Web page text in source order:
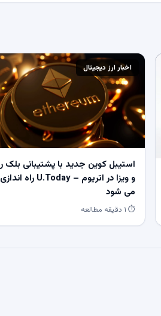
اخبار ارز دیجیتال
استیبل کوین جدید با پشتیبانی بلک
و ویزا در اتریوم – U.Today راه اندازی
می شود
⏱ ۱ دقیقه مطالعه